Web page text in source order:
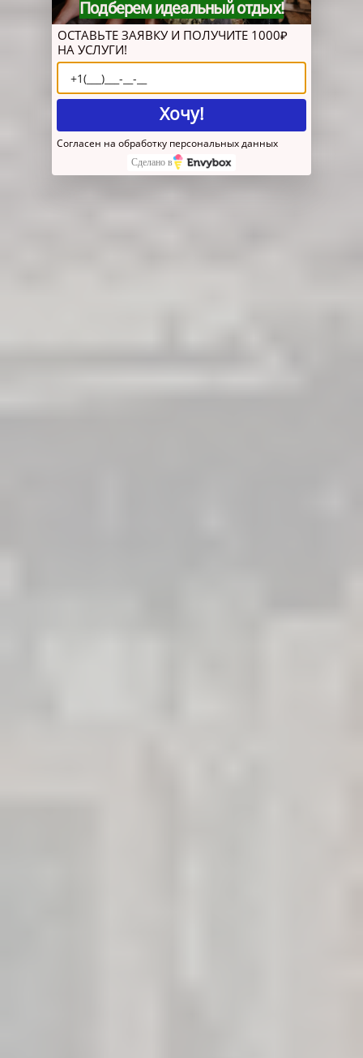
Подберем идеальный отдых!
ОСТАВЬТЕ ЗАЯВКУ И ПОЛУЧИТЕ 1000₽
НА УСЛУГИ!
Хочу!
Согласен на обработку персональных данных
Сделано в